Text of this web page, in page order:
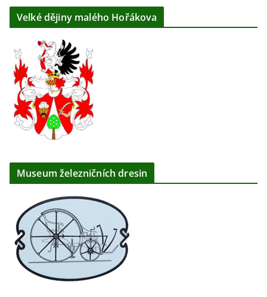
Velké dějiny malého Hořákova
Museum železničních dresin